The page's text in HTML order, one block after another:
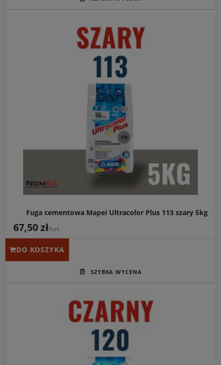
Fuga cementowa Mapei Ultracolor Plus 113 szary 5kg
67,50 zł/szt.
DO KOSZYKA